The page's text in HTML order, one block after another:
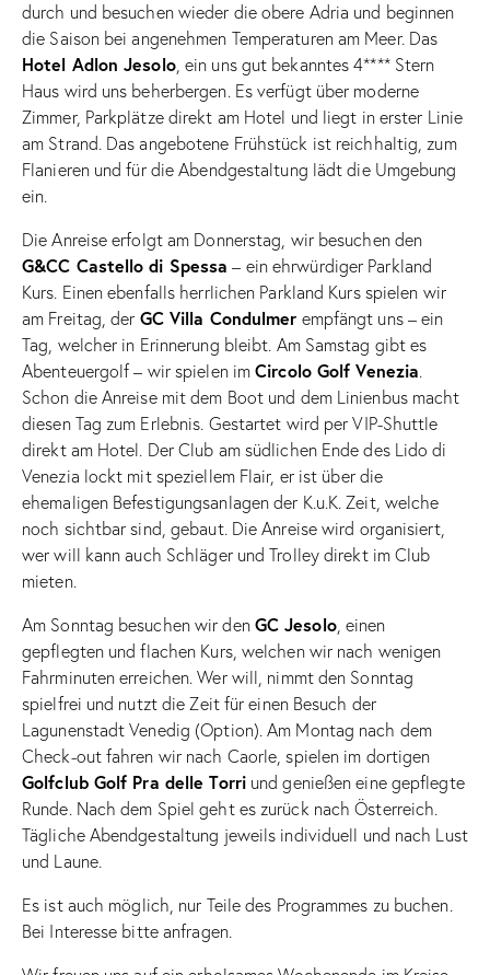
durch und besuchen wieder die obere Adria und beginnen
die Saison bei angenehmen Temperaturen am Meer. Das
Hotel Adlon Jesolo, ein uns gut bekanntes 4**** Stern
Haus wird uns beherbergen. Es verfügt über moderne
Zimmer, Parkplätze direkt am Hotel und liegt in erster Linie
am Strand. Das angebotene Frühstück ist reichhaltig, zum
Flanieren und für die Abendgestaltung lädt die Umgebung
ein.
Die Anreise erfolgt am Donnerstag, wir besuchen den
G&CC Castello di Spessa – ein ehrwürdiger Parkland
Kurs. Einen ebenfalls herrlichen Parkland Kurs spielen wir
am Freitag, der GC Villa Condulmer empfängt uns – ein
Tag, welcher in Erinnerung bleibt. Am Samstag gibt es
Abenteuergolf – wir spielen imCircolo Golf Venezia.
Schon die Anreise mit dem Boot und dem Linienbus macht
diesen Tag zum Erlebnis. Gestartet wird per VIP-Shuttle
direkt am Hotel. Der Club am südlichen Ende des Lido di
Venezia lockt mit speziellem Flair, er ist über die
ehemaligen Befestigungsanlagen der K.u.K. Zeit, welche
noch sichtbar sind, gebaut. Die Anreise wird organisiert,
wer will kann auch Schläger und Trolley direkt im Club
mieten.
Am Sonntag besuchen wir den GC Jesolo, einen
gepflegten und flachen Kurs, welchen wir nach wenigen
Fahrminuten erreichen. Wer will, nimmt den Sonntag
spielfrei und nutzt die Zeit für einen Besuch der
Lagunenstadt Venedig (Option). Am Montag nach dem
Check-out fahren wir nach Caorle, spielen im dortigen
Golfclub Golf Pra delle Torriund genießen eine gepflegte
Runde. Nach dem Spiel geht es zurück nach Österreich.
Tägliche Abendgestaltung jeweils individuell und nach Lust
und Laune.
Es ist auch möglich, nur Teile des Programmes zu buchen.
Bei Interesse bitte anfragen.